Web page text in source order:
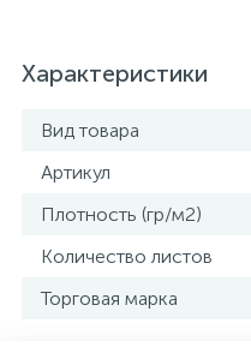
Характеристики
Вид товара
Артикул
Плотность (гр/м2)
Количество листов
Торговая марка